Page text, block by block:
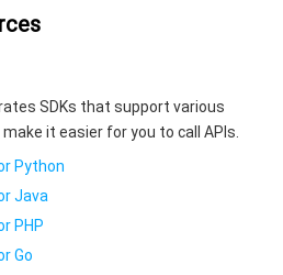
SDKs that support various
it easier for you to call APIs.
Python
Java
PHP
Go